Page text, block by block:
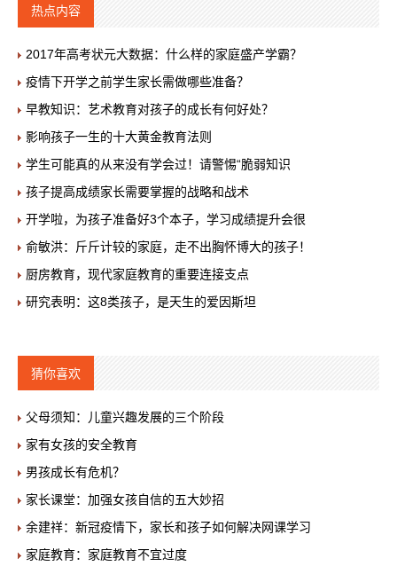
热点内容
2017年高考状元大数据：什么样的家庭盛产学霸？
疫情下开学之前学生家长需做哪些准备？
早教知识：艺术教育对孩子的成长有何好处？
影响孩子一生的十大黄金教育法则
学生可能真的从来没有学会过！请警惕“脆弱知识
孩子提高成绩家长需要掌握的战略和战术
开学啦，为孩子准备好3个本子，学习成绩提升会很
俞敏洪：斤斤计较的家庭，走不出胸怀博大的孩子！
厨房教育，现代家庭教育的重要连接支点
研究表明：这8类孩子，是天生的爱因斯坦
猜你喜欢
父母须知：儿童兴趣发展的三个阶段
家有女孩的安全教育
男孩成长有危机？
家长课堂：加强女孩自信的五大妙招
余建祥：新冠疫情下，家长和孩子如何解决网课学习
家庭教育：家庭教育不宜过度